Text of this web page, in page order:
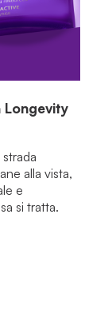
Longevity
alla vista,
e
si tratta.